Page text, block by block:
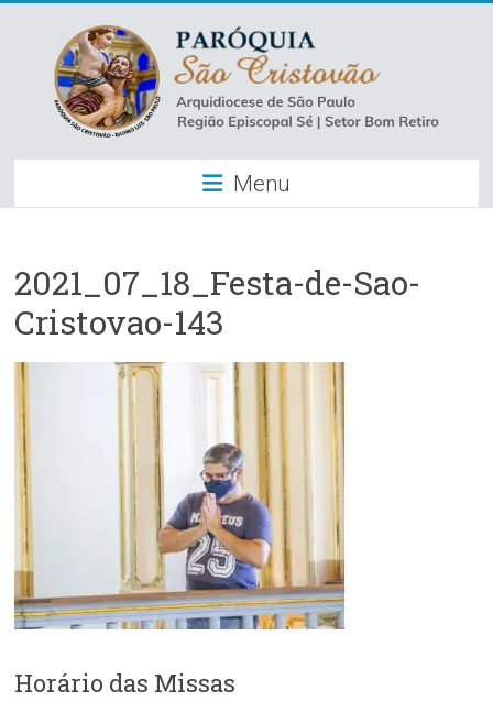
content
Paróquia
São
–
Luz
Arquidiocese
São
Paulo
–
Região
Episcopal
Sé
Setor
Bom
Menu
2021_07_18_Festa-de-Sao-
Cristovao-143
Horário das Missas